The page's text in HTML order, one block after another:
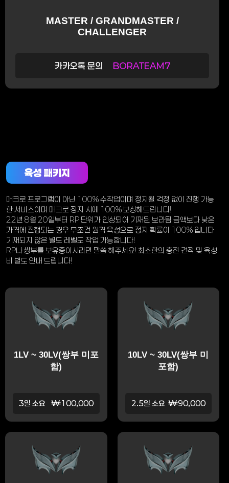
MASTER / GRANDMASTER /
CHALLENGER
카카오톡 문의 BORATEAM7
육성 패키지
매크로 프로그램이 아닌 100% 수작업이며 정지될 걱정 없이 진행 가능
한 서비스이며 매크로 정지 시에 100% 보상해드립니다!
22년 8월 20일부터 RP 단위가 인상되어 기재된 보라팀 금액보다 낮은
가격에 진행되는 경우 무조건 원격 육성으로 정지 확률이 100% 입니다
기재되지 않은 별도 레벨도 작업 가능합니다!
RP나 쌍부를 보유중이시라면 말씀 해주세요! 최소한의 충전 견적 및 육성
비 별도 안내 드립니다!
1LV ~ 30LV(쌍부 미포
함)
3일 소요 ₩100,000
10LV ~ 30LV(쌍부 미
포함)
2.5일 소요 ₩90,000